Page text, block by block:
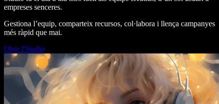
empreses senceres.
Gestiona l’equip, comparteix recursos, col·labora i llença campanyes
més ràpid que mai.
Obre l'Studio